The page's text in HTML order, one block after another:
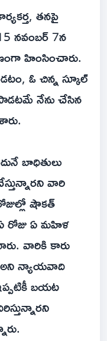
తనపై
నవంబర్ 7న
హింసించారు.
ఓ చిన్న స్కూల్
నేను చేసిన
బాధితులు
వారి
షౌకత్
రోజు ఏ మహిళ
వారికి కారు
అని న్యాయవాది
బయట